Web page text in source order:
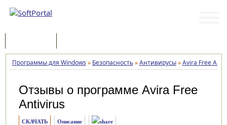
Программы для Windows » Безопасность»Антивирусы»Avira Free
Отзывы о программе Avira Free
Antivirus
СКАЧАТЬ Описание